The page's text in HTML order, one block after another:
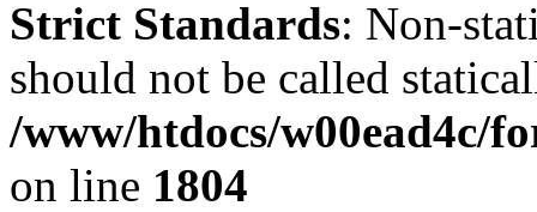
Strict Standards: Non-
should not be called
/www/htdocs/w00ead4c/
on line 1804